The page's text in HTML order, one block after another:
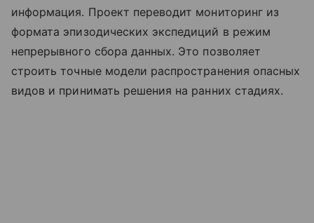
информация. Проект переводит мониторинг из
формата эпизодических экспедиций в режим
непрерывного сбора данных. Это позволяет
строить точные модели распространения опасных
видов и принимать решения на ранних стадиях.